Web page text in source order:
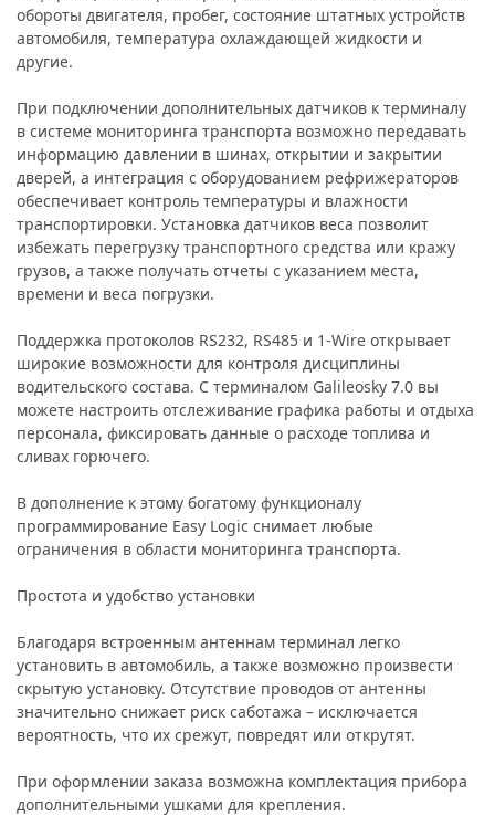
обороты двигателя, пробег, состояние штатных устройств
автомобиля, температура охлаждающей жидкости и
другие.
При подключении дополнительных датчиков к терминалу
в системе мониторинга транспорта возможно передавать
информацию давлении в шинах, открытии и закрытии
дверей, а интеграция с оборудованием рефрижераторов
обеспечивает контроль температуры и влажности
транспортировки. Установка датчиков веса позволит
избежать перегрузку транспортного средства или кражу
грузов, а также получать отчеты с указанием места,
времени и веса погрузки.
Поддержка протоколов RS232, RS485 и 1-Wire открывает
широкие возможности для контроля дисциплины
водительского состава. С терминалом Galileosky 7.0 вы
можете настроить отслеживание графика работы и отдыха
персонала, фиксировать данные о расходе топлива и
сливах горючего.
В дополнение к этому богатому функционалу
программирование Easy Logic снимает любые
ограничения в области мониторинга транспорта.
Простота и удобство установки
Благодаря встроенным антеннам терминал легко
установить в автомобиль, а также возможно произвести
скрытую установку. Отсутствие проводов от антенны
значительно снижает риск саботажа – исключается
вероятность, что их срежут, повредят или открутят.
При оформлении заказа возможна комплектация прибора
дополнительными ушками для крепления.